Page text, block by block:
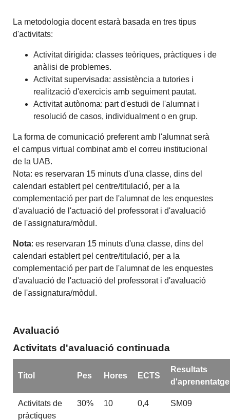
La metodologia docent estarà basada en tres tipus
d'activitats:
Activitat dirigida: classes teòriques, pràctiques i de
anàlisi de problemes.
Activitat supervisada: assistència a tutories i
realització d'exercicis amb seguiment pautat.
Activitat autònoma: part d'estudi de l'alumnat i
resolució de casos, individualment o en grup.
La forma de comunicació preferent amb l'alumnat serà
el campus virtual combinat amb el correu institucional
de la UAB.
Nota: es reservaran 15 minuts d'una classe, dins del
calendari establert pel centre/titulació, per a la
complementació per part de l'alumnat de les enquestes
d'avaluació de l'actuació del professorat i d'avaluació
de l'assignatura/mòdul.
Nota: es reservaran 15 minuts d'una classe, dins del
calendari establert pel centre/titulació, per a la
complementació per part de l'alumnat de les enquestes
d'avaluació de l'actuació del professorat i d'avaluació
de l'assignatura/mòdul.
Avaluació
Activitats d'avaluació continuada
Títol Pes Hores ECTS
Resultats
d'aprenentatge
Activitats de
pràctiques
30% 10 0,4 SM09